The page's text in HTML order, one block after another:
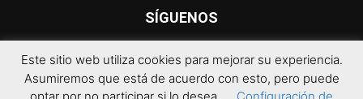
SÍGUENOS
Este sitio web utiliza cookies para mejorar su experiencia.
Asumiremos que está de acuerdo con esto, pero puede